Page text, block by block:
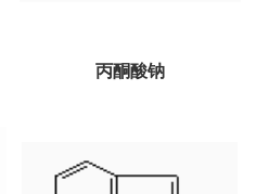
丙酮酸钠